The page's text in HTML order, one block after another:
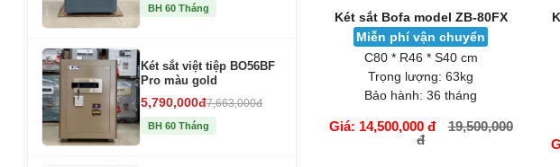
BH 60 Tháng
Két sắt việt tiệp BO56BF
Pro màu gold
5,790,000đ7,663,000đ
BH 60 Tháng
Két sắt Bofa model ZB-80FX
Miễn phí vận chuyển
C80 * R46 * S40 cm
Trọng lượng: 63kg
Bảo hành: 36 tháng
Giá: 14,500,000 đ
19,500,000
đ